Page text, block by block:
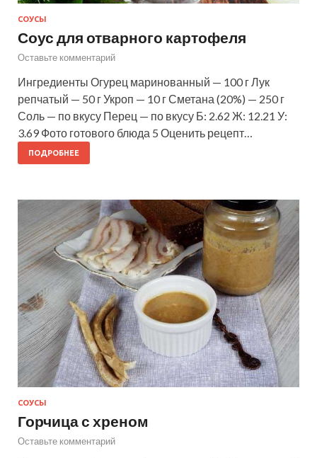
СОУСЫ
Соус для отварного картофеля
Оставьте комментарий
Ингредиенты Огурец маринованный — 100 г Лук
репчатый — 50 г Укроп — 10 г Сметана (20%) — 250 г
Соль — по вкусу Перец — по вкусу Б: 2.62 Ж: 12.21 У:
3.69 Фото готового блюда 5 Оценить рецепт…
ПОДРОБНЕЕ
СОУСЫ
Горчица с хреном
Оставьте комментарий